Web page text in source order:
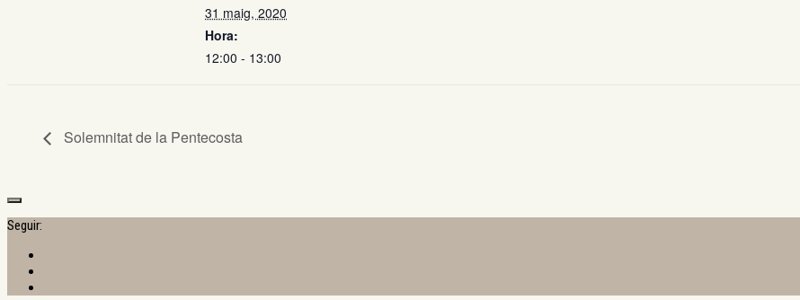
31 maig, 2020
Hora:
12:00 - 13:00
Solemnitat de la Pentecosta
Seguir: